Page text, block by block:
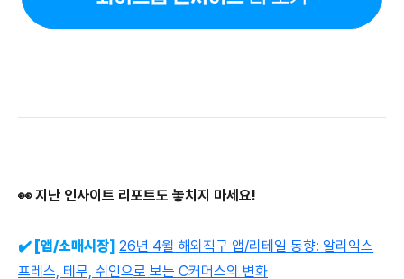
👀지난 인사이트 리포트도 놓치지 마세요!
✔️ [앱/소매시장]26년 4월 해외직구 앱/리테일 동향: 알리익스
프레스, 테무, 쉬인으로 보는 C커머스의 변화